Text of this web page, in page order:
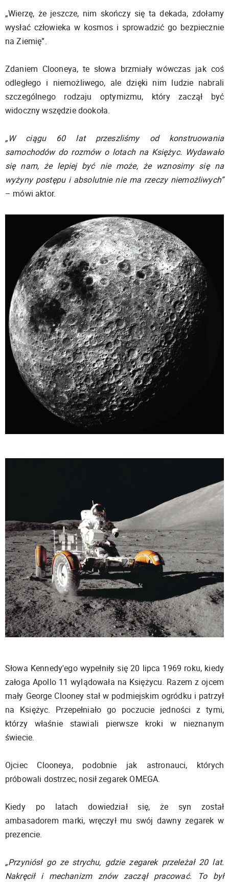
„Wierzę, że jeszcze, nim skończy się ta dekada, zdołamy
wysłać człowieka w kosmos i sprowadzić go bezpiecznie
na Ziemię”.
Zdaniem Clooneya, te słowa brzmiały wówczas jak coś
odległego i niemożliwego, ale dzięki nim ludzie nabrali
szczególnego rodzaju optymizmu, który zaczął być
widoczny wszędzie dookoła.
„W ciągu 60 lat przeszliśmy od konstruowania
samochodów do rozmów o lotach na Księżyc. Wydawało
się nam, że lepiej być nie może, że wznosimy się na
wyżyny postępu i absolutnie nie ma rzeczy niemożliwych”
– mówi aktor.
Słowa Kennedy'ego wypełniły się 20 lipca 1969 roku, kiedy
załoga Apollo 11 wylądowała na Księżycu. Razem z ojcem
mały George Clooney stał w podmiejskim ogródku i patrzył
na Księżyc. Przepełniało go poczucie jedności z tymi,
którzy właśnie stawiali pierwsze kroki w nieznanym
świecie.
Ojciec Clooneya, podobnie jak astronauci, których
próbowali dostrzec, nosił zegarek OMEGA.
Kiedy po latach dowiedział się, że syn został
ambasadorem marki, wręczył mu swój dawny zegarek w
prezencie.
„Przyniósł go ze strychu, gdzie zegarek przeleżał 20 lat.
Nakręcił i mechanizm znów zaczął pracować. To był